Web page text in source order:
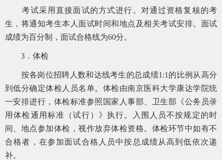
考试采用直接面试的方式进行。对通过资格复核的考
生，将通知考生本人面试时间和地点及相关考试安排。面试
成绩为百分制，面试合格线为60分。
3．体检
按各岗位招聘人数和达线考生的总成绩1:1的比例从高分
到低分确定体检人员名单。体检由南京医科大学康达学院统
一安排进行，体检标准参照国家人事部、卫生部《公务员录
用体检通用标准（试行）》执行。入围人员不按规定的时
间、地点参加体检，视作放弃体检资格。体检环节中如有不
合格者，在参加面试合格人员中按总成绩从高到低依次递
补。